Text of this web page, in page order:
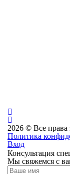
2026 © Все
Политика
Вход
Консультация
Мы свяжемся с